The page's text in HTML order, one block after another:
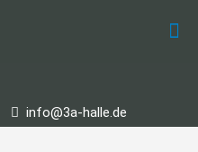
info@3a-halle.de